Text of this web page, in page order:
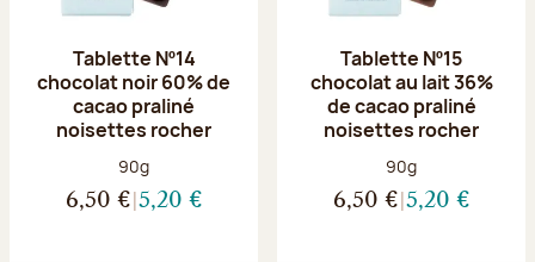
Tablette Nº14
chocolat noir 60% de
cacao praliné
noisettes rocher
Poids net :
90g
6,50 € 5,20 €
Tablette Nº15
chocolat au lait 36%
de cacao praliné
noisettes rocher
Poids net :
90g
6,50 € 5,20 €